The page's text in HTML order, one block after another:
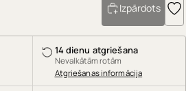
Izpārdots
14 dienu atgriešana
Nevalkātām rotām
Atgriešanas informācija